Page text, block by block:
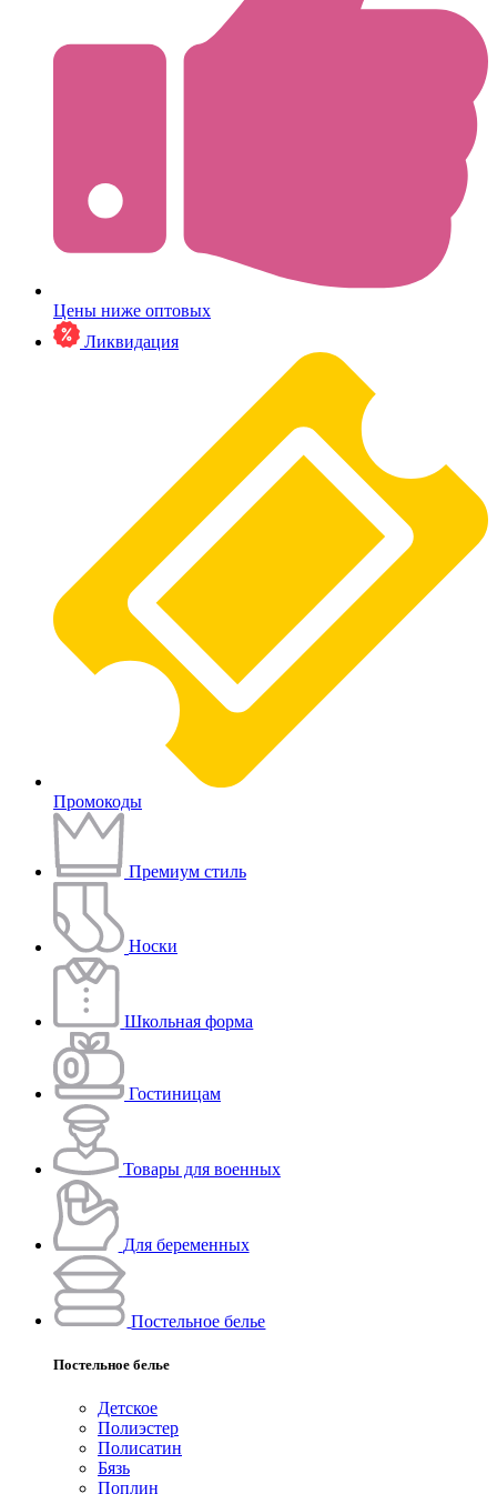
Цены ниже оптовых
Ликвидация
Промокоды
Премиум стиль
Носки
Школьная форма
Гостиницам
Товары для военных
Для беременных
Постельное белье
Постельное белье
Детское
Полиэстeр
Полисатин
Бязь
Поплин